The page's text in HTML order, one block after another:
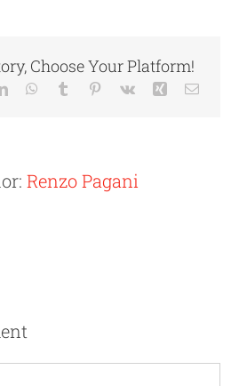
Choose Your Platform!
LinkedInWhatsApp
Tumblr Pinterest
Vk Xing Email
Renzo Pagani